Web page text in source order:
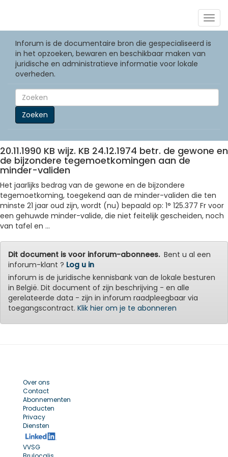
Inforum is de documentaire bron die gespecialiseerd is
in het opzoeken, bewaren en beschikbaar maken van
juridische en administratieve informatie voor lokale
overheden.
Zoeken
20.11.1990 KB wijz. KB 24.12.1974 betr. de gewone en
de bijzondere tegemoetkomingen aan de
minder-validen
Het jaarlijks bedrag van de gewone en de bijzondere
tegemoetkoming, toegekend aan de minder-validen die ten
minste 21 jaar oud zijn, wordt (nu) bepaald op: 1° 125.377 Fr voor
een gehuwde minder-valide, die niet feitelijk gescheiden, noch
van tafel en ...
Dit document is voor inforum-abonnees.Bent u al een
inforum-klant ? Log u in
inforum is de juridische kennisbank van de lokale besturen
in België. Dit document of zijn beschrijving - en alle
gerelateerde data - zijn in inforum raadpleegbaar via
toegangscontract. Klik hier om je te abonneren
Over ons
Contact
Abonnementen
Producten
Privacy
Diensten
VVSG